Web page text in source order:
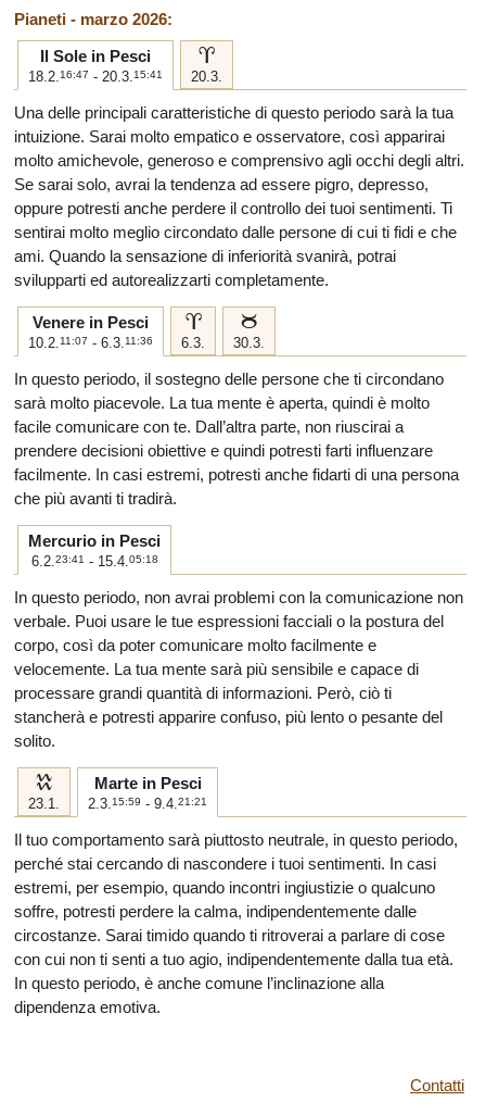
Pianeti - marzo 2026:
Il Sole in Pesci
18.2.16:47 - 20.3.15:41
a
20.3.
Una delle principali caratteristiche di questo periodo sarà la tua
intuizione. Sarai molto empatico e osservatore, così apparirai
molto amichevole, generoso e comprensivo agli occhi degli altri.
Se sarai solo, avrai la tendenza ad essere pigro, depresso,
oppure potresti anche perdere il controllo dei tuoi sentimenti. Ti
sentirai molto meglio circondato dalle persone di cui ti fidi e che
ami. Quando la sensazione di inferiorità svanirà, potrai
svilupparti ed autorealizzarti completamente.
Venere in Pesci
10.2.11:07 - 6.3.11:36
a
6.3.
b
30.3.
In questo periodo, il sostegno delle persone che ti circondano
sarà molto piacevole. La tua mente è aperta, quindi è molto
facile comunicare con te. Dall’altra parte, non riuscirai a
prendere decisioni obiettive e quindi potresti farti influenzare
facilmente. In casi estremi, potresti anche fidarti di una persona
che più avanti ti tradirà.
Mercurio in Pesci
6.2.23:41 - 15.4.05:18
In questo periodo, non avrai problemi con la comunicazione non
verbale. Puoi usare le tue espressioni facciali o la postura del
corpo, così da poter comunicare molto facilmente e
velocemente. La tua mente sarà più sensibile e capace di
processare grandi quantità di informazioni. Però, ciò ti
stancherà e potresti apparire confuso, più lento o pesante del
solito.
k
23.1.
Marte in Pesci
2.3.15:59 - 9.4.21:21
Il tuo comportamento sarà piuttosto neutrale, in questo periodo,
perché stai cercando di nascondere i tuoi sentimenti. In casi
estremi, per esempio, quando incontri ingiustizie o qualcuno
soffre, potresti perdere la calma, indipendentemente dalle
circostanze. Sarai timido quando ti ritroverai a parlare di cose
con cui non ti senti a tuo agio, indipendentemente dalla tua età.
In questo periodo, è anche comune l’inclinazione alla
dipendenza emotiva.
Contatti